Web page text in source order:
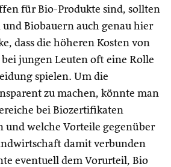
für Bio-Produkte sind, sollten
Biobauern auch genau hier
dass die höheren Kosten von
jungen Leuten oft eine Rolle
spielen. Um die
zu machen, könnte man
bei Biozertifikaten
welche Vorteile gegenüber
damit verbunden
eventuell dem Vorurteil, Bio